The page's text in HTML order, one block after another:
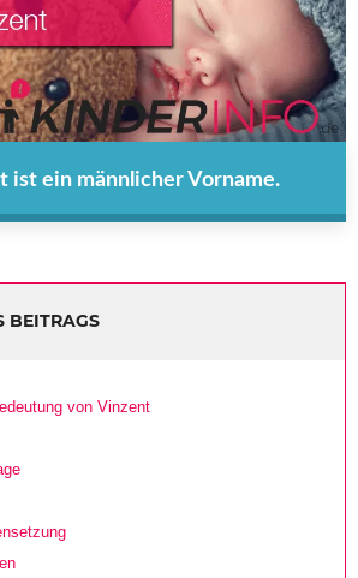
ist ein männlicher Vorname.
BEITRAGS
von Vinzent